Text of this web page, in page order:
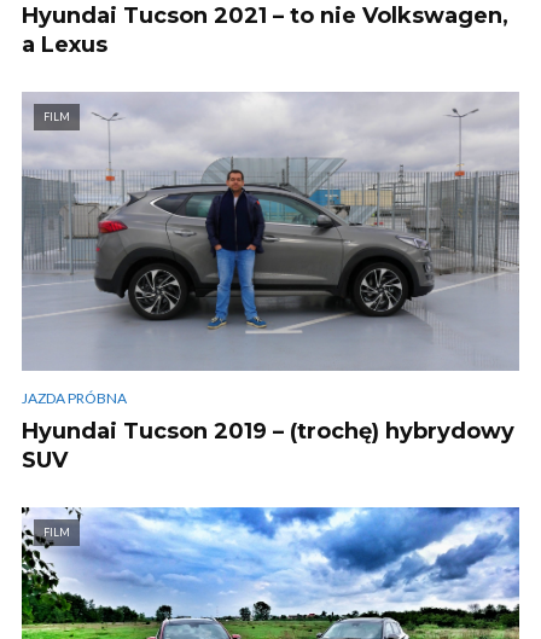
Hyundai Tucson 2021 – to nie Volkswagen,
a Lexus
FILM
JAZDA PRÓBNA
Hyundai Tucson 2019 – (trochę) hybrydowy
SUV
FILM